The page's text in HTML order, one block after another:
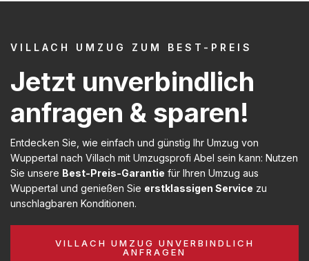
VILLACH UMZUG ZUM BEST-PREIS
Jetzt unverbindlich
anfragen & sparen!
Entdecken Sie, wie einfach und günstig Ihr Umzug von
Wuppertal nach Villach mit Umzugsprofi Abel sein kann: Nutzen
Sie unsere Best-Preis-Garantie für Ihren Umzug aus
Wuppertal und genießen Sie erstklassigen Service zu
unschlagbaren Konditionen.
VILLACH UMZUG UNVERBINDLICH
ANFRAGEN